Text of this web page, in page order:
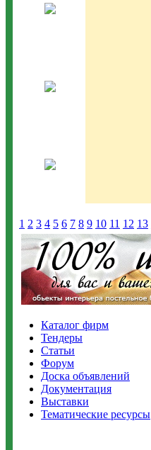
1 2 3 4 5 6 7 8 9 10 11 12 13
Каталог фирм
Тендеры
Статьи
Форум
Доска объявлений
Документация
Выставки
Тематические ресурсы